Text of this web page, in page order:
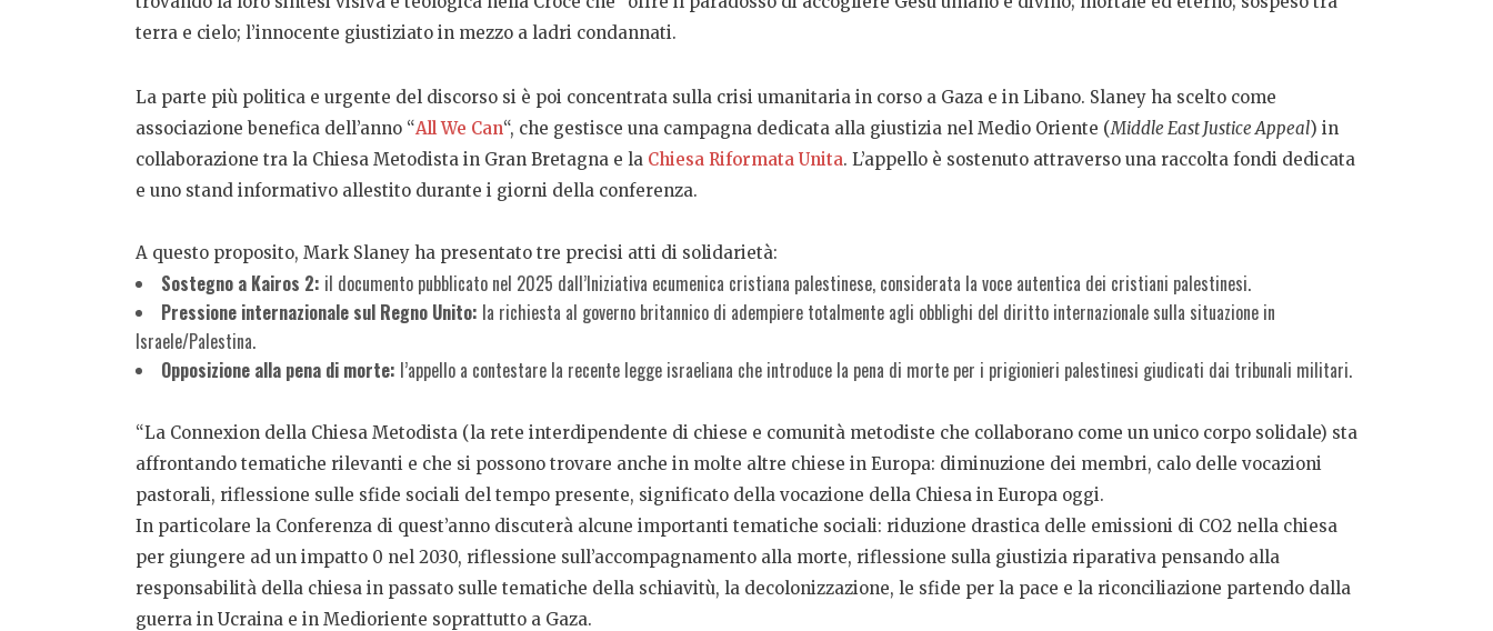
terra e cielo; l’innocente giustiziato in mezzo a ladri condannati.
La parte più politica e urgente del discorso si è poi concentrata sulla crisi umanitaria in corso a Gaza e in Libano. Slaney ha scelto come
associazione benefica dell’anno “All We Can“, che gestisce una campagna dedicata alla giustizia nel Medio Oriente (Middle East Justice Appeal) in
collaborazione tra la Chiesa Metodista in Gran Bretagna e la Chiesa Riformata Unita. L’appello è sostenuto attraverso una raccolta fondi dedicata
e uno stand informativo allestito durante i giorni della conferenza.
A questo proposito, Mark Slaney ha presentato tre precisi atti di solidarietà:
Sostegno a Kairos 2: il documento pubblicato nel 2025 dall’Iniziativa ecumenica cristiana palestinese, considerata la voce autentica dei cristiani palestinesi.
Pressione internazionale sul Regno Unito: la richiesta al governo britannico di adempiere totalmente agli obblighi del diritto internazionale sulla situazione in
Israele/Palestina.
Opposizione alla pena di morte: l’appello a contestare la recente legge israeliana che introduce la pena di morte per i prigionieri palestinesi giudicati dai tribunali militari.
“La Connexion della Chiesa Metodista (la rete interdipendente di chiese e comunità metodiste che collaborano come un unico corpo solidale) sta
affrontando tematiche rilevanti e che si possono trovare anche in molte altre chiese in Europa: diminuzione dei membri, calo delle vocazioni
pastorali, riflessione sulle sfide sociali del tempo presente, significato della vocazione della Chiesa in Europa oggi.
In particolare la Conferenza di quest’anno discuterà alcune importanti tematiche sociali: riduzione drastica delle emissioni di CO2 nella chiesa
per giungere ad un impatto 0 nel 2030, riflessione sull’accompagnamento alla morte, riflessione sulla giustizia riparativa pensando alla
responsabilità della chiesa in passato sulle tematiche della schiavitù, la decolonizzazione, le sfide per la pace e la riconciliazione partendo dalla
guerra in Ucraina e in Medioriente soprattutto a Gaza.